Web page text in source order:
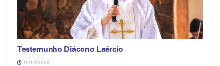
Testemunho Diácono Laércio
16/12/2022